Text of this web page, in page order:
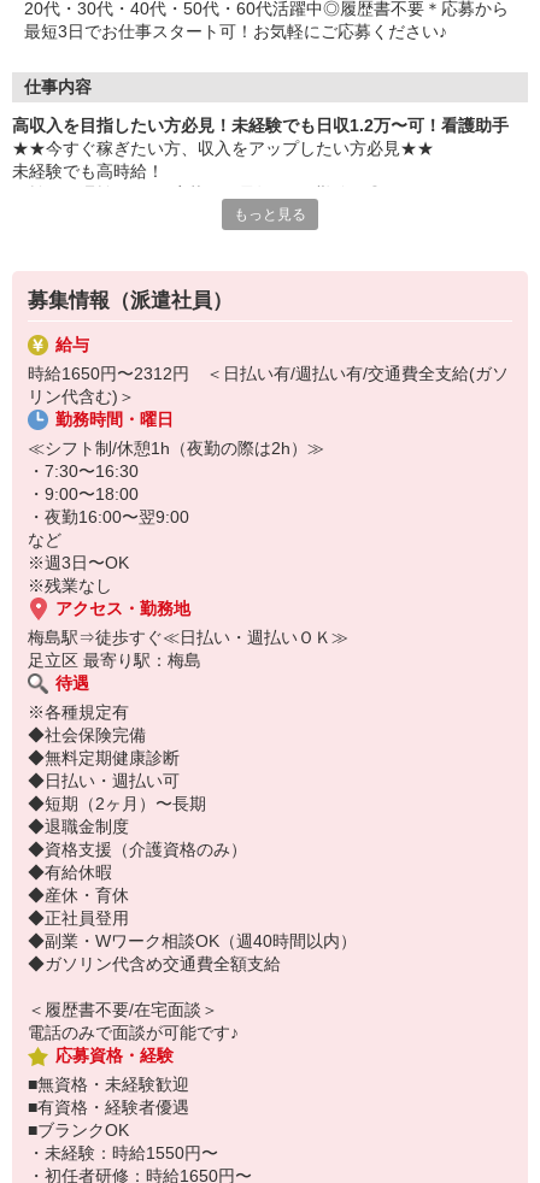
20代・30代・40代・50代・60代活躍中◎履歴書不要＊応募から
最短3日でお仕事スタート可！お気軽にご応募ください♪
仕事内容
高収入を目指したい方必見！未経験でも日収1.2万〜可！看護助手
★★今すぐ稼ぎたい方、収入をアップしたい方必見★★
未経験でも高時給！
医療業界で安定して働ける人気の看護助手♪
・シーツ交換
・病室の清掃
・医療器具の消毒
・患者さんの介助
など
研修・サポート体制がしっかりしているので
無資格・未経験・ブランクがある方も安心して働けます♪
【日収例】
時給1,550円×8h＝12,400円
※さらに稼ぎたい方は夜勤シフトも入れます！
もっと見る
募集情報（派遣社員）
給与
時給1650円〜2312円 ＜日払い有/週払い有/交通費全支給(ガソ
リン代含む)＞
勤務時間・曜日
≪シフト制/休憩1h（夜勤の際は2h）≫
・7:30〜16:30
・9:00〜18:00
・夜勤16:00〜翌9:00
など
※週3日〜OK
※残業なし
アクセス・勤務地
梅島駅⇒徒歩すぐ≪日払い・週払いＯＫ≫
足立区 最寄り駅：梅島
待遇
※各種規定有
◆社会保険完備
◆無料定期健康診断
◆日払い・週払い可
◆短期（2ヶ月）〜長期
◆退職金制度
◆資格支援（介護資格のみ）
◆有給休暇
◆産休・育休
◆正社員登用
◆副業・Wワーク相談OK（週40時間以内）
◆ガソリン代含め交通費全額支給
＜履歴書不要/在宅面談＞
電話のみで面談が可能です♪
応募資格・経験
■無資格・未経験歓迎
■有資格・経験者優遇
■ブランクOK
・未経験：時給1550円〜
・初任者研修：時給1650円〜